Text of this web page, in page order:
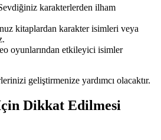
karakterlerden ilham
kitaplardan karakter isimleri veya
oyunlarından etkileyici isimler
geliştirmenize yardımcı olacaktır.
Dikkat Edilmesi